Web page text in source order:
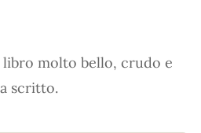
libro molto bello, crudo e
scritto.